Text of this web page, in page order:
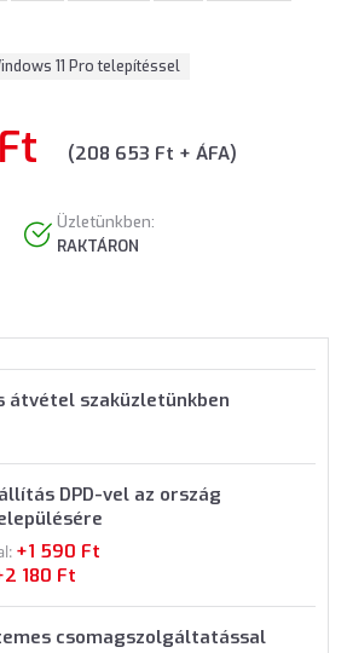
11 Pro telepítéssel
(208 653 Ft + ÁFA)
Üzletünkben:
RAKTÁRON
átvétel szaküzletünkben
DPD-vel az ország
+1 590 Ft
180 Ft
csomagszolgáltatással